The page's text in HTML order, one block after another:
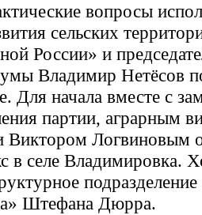
вопросы
сельских
России» и
Владимир Нетёсов
Для начала вместе с
партии, аграрным
Виктором Логвиновым
в селе Владимировка.
Штефана Дюрра.